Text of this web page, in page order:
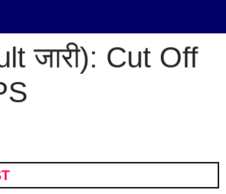
जारी): Cut Off